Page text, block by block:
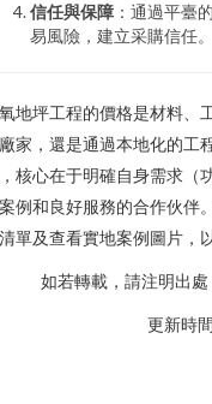
信任與保障 ：通過平臺
易風險，建立采購信任。
地坪工程的價格是材料、
家，還是通過本地化的工
核心在于明確自身需求（
例和良好服務的合作伙伴
單及查看實地案例圖片，
如若轉載，請注明出
更新時